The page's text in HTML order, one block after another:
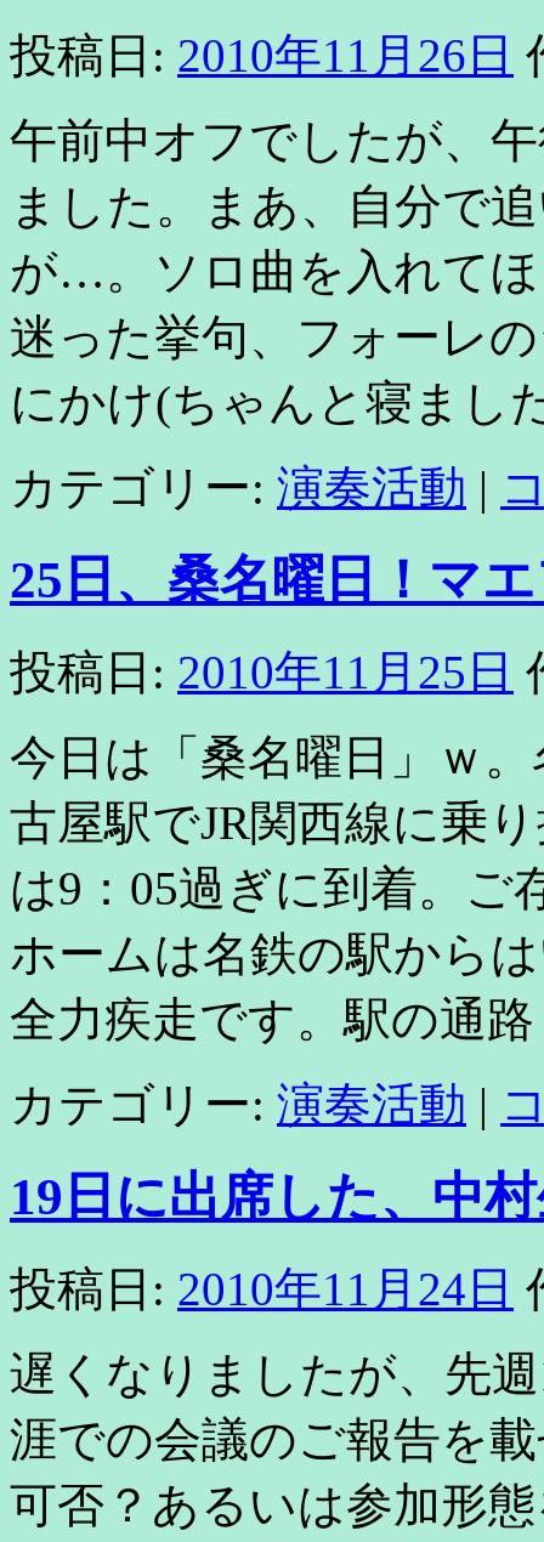
投稿日: 2010年11月26日
午前中オフでしたが、
ました。まあ、自分で
が…。ソロ曲を入れて
迷った挙句、フォーレ
にかけ(ちゃんと寝ま
カテゴリー: 演奏活動 |
25日、桑名曜日！マ
投稿日: 2010年11月25日
今日は「桑名曜日」ｗ
古屋駅でJR関西線に乗
は9：05過ぎに到着。ご
ホームは名鉄の駅から
全力疾走です。駅の通
カテゴリー: 演奏活動 |
19日に出席した、中
投稿日: 2010年11月24日
遅くなりましたが、先
涯での会議のご報告を
可否？あるいは参加形